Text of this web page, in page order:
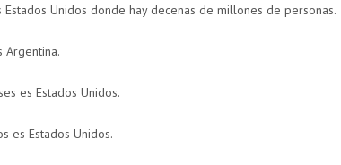
Unidos donde hay decenas de millones de personas.
Argentina.
es Estados Unidos.
es Estados Unidos.